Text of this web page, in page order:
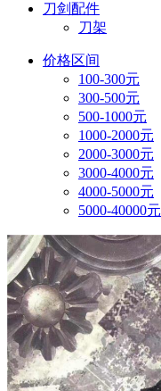
刀剑配件
刀架
价格区间
100-300元
300-500元
500-1000元
1000-2000元
2000-3000元
3000-4000元
4000-5000元
5000-40000元